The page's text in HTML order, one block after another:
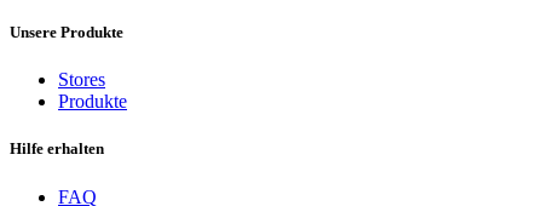
Unsere Produkte
Stores
Produkte
Hilfe erhalten
FAQ